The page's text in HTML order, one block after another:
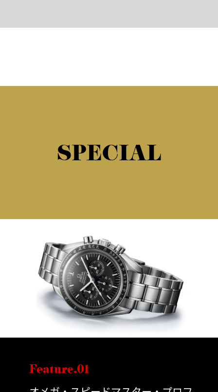
SPECIAL
Feature.01